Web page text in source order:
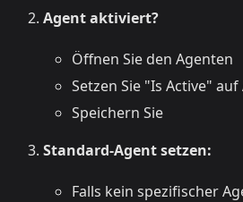
Agent aktiviert?
Öffnen Sie den Agenten
Setzen Sie "Is Active" auf
Speichern Sie
Standard-Agent setzen:
Falls kein spezifischer